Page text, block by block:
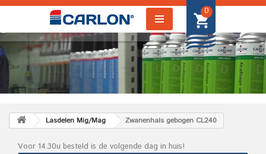
0
Lasdelen Mig/Mag Zwanenhals gebogen CL240
Voor 14.30u besteld is de volgende dag in huis!